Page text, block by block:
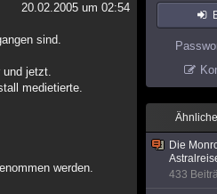
20.02.2005 um 02:54
sind.
und jetzt.
medietierte.
werden.
Die
433